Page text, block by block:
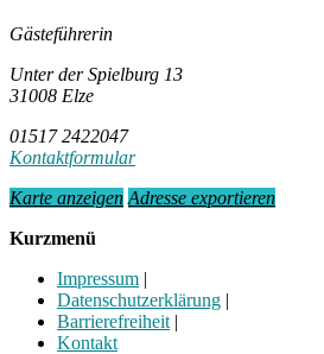
Gästeführerin
Unter der Spielburg 13
31008 Elze
01517 2422047
Kontaktformular
Karte anzeigen Adresse exportieren
Kurzmenü
Impressum |
Datenschutzerklärung |
Barrierefreiheit |
Kontakt